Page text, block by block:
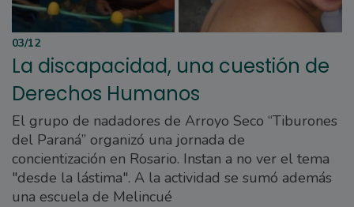
03/12
La discapacidad, una cuestión de
Derechos Humanos
El grupo de nadadores de Arroyo Seco “Tiburones
del Paraná” organizó una jornada de
concientización en Rosario. Instan a no ver el tema
"desde la lástima". A la actividad se sumó además
una escuela de Melincué